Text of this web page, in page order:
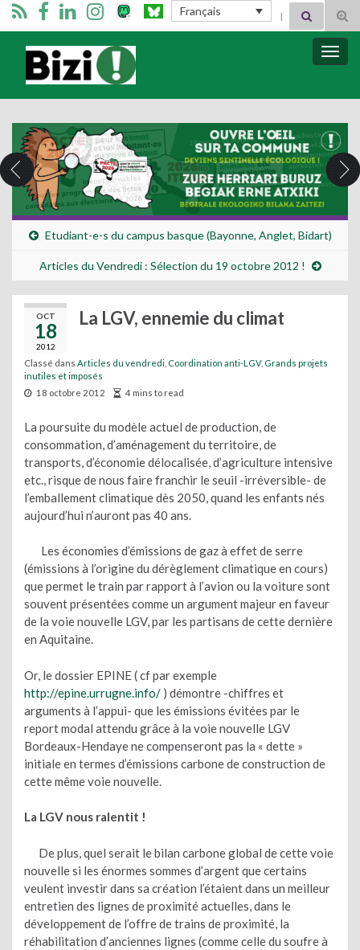
Français Search for:
Bizimugi
Etudiant-e-s du campus basque (Bayonne, Anglet, Bidart)
Articles du Vendredi : Sélection du 19 octobre 2012 !
OCT
18
2012
La LGV, ennemie du climat
Classé dans Articles du vendredi Coordination anti-LGV, Grands projets
inutiles et imposés
18 octobre 2012
4 mins to read
La poursuite du modèle actuel de production, de
consommation, d’aménagement du territoire, de
transports, d’économie délocalisée, d’agriculture intensive
etc., risque de nous faire franchir le seuil -irréversible- de
l’emballement climatique dès 2050, quand les enfants nés
aujourd’hui n’auront pas 40 ans.
Les économies d’émissions de gaz à effet de serre
(émissions à l’origine du dérèglement climatique en cours)
que permet le train par rapport à l’avion ou la voiture sont
souvent présentées comme un argument majeur en faveur
de la voie nouvelle LGV, par les partisans de cette dernière
en Aquitaine.
Or, le dossier EPINE ( cf par exemple
http://epine.urrugne.info/ ) démontre -chiffres et
arguments à l’appui- que les émissions évitées par le
report modal attendu grâce à la voie nouvelle LGV
Bordeaux-Hendaye ne compenseront pas la « dette »
initiale en termes d’émissions carbone de construction de
cette même voie nouvelle.
La LGV nous ralentit !
De plus, quel serait le bilan carbone global de cette voie
nouvelle si les énormes sommes d’argent que certains
veulent investir dans sa création l’étaient dans un meilleur
entretien des lignes de proximité actuelles, dans le
développement de l’offre de trains de proximité, la
réhabilitation d’anciennes lignes (comme celle du soufre à